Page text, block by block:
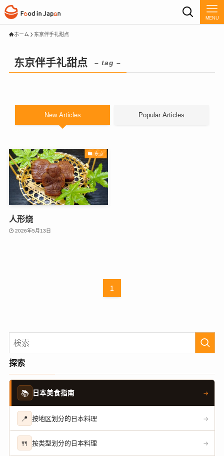
MENU
ホーム 东京伴手礼甜点
东京伴手礼甜点 – tag –
New Articles Popular Articles
东京
人形烧
2026年5月13日
1
探索
📚 日本美食指南 →
📍 按地区划分的日本料理 →
🍴 按类型划分的日本料理 →